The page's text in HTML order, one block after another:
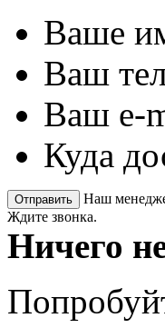
Ваше
Ваш
Ваш e-
Куда
Наш
Ждите звонка.
Ничего